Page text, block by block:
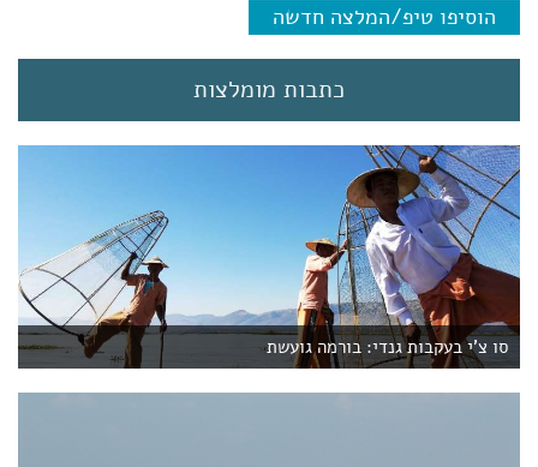
הוסיפו טיפ/המלצה חדשה
כתבות מומלצות
סו צ'י בעקבות גנדי: בורמה גועשת